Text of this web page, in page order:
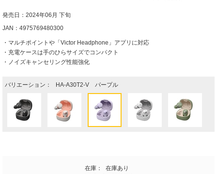
発売日：2024年06月 下旬
JAN：4975769480300
・マルチポイントや「Victor Headphone」アプリに対応
・充電ケースは手のひらサイズでコンパクト
・ノイズキャンセリング性能強化
バリエーション： HA-A30T2-V パープル
在庫：
在庫あり